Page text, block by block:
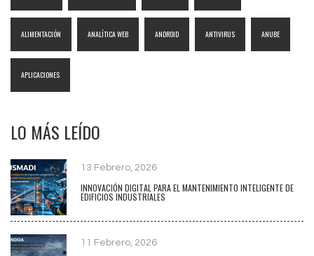
ALIMENTACIÓN ANALÍTICA WEB ANDROID ANTIVIRUS ANUBE
APLICACIONES
LO MÁS LEÍDO
13 Febrero, 2026
INNOVACIÓN DIGITAL PARA EL MANTENIMIENTO INTELIGENTE DE
EDIFICIOS INDUSTRIALES
11 Febrero, 2026